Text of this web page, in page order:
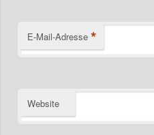
E-Mail-Adresse *
Website